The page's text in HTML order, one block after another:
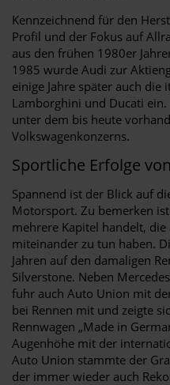
Kennzeichnend für den
Profil und der Fokus auf
aus den frühen 1980er
1985 wurde Audi zur
einige Jahre später auch die
Lamborghini und Ducati
unter dem bis heute
Volkswagenkonzerns.
Sportliche Erfolge
Spannend ist der Blick auf
Motorsport. Zu bemerken
mehrere Kapitel handelt,
miteinander zu tun haben.
Jahren auf den damaligen
Silverstone. Neben
fuhr auch Auto Union mit
bei Rennen mit und zeigte
Rennwagen „Made in
Augenhöhe mit der
Auto Union stammte der
der immer wieder auch